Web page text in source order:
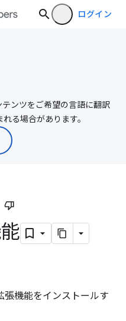
ログイン
ンツをご希望の言語に翻訳
る場合があります。
機能をインストールす